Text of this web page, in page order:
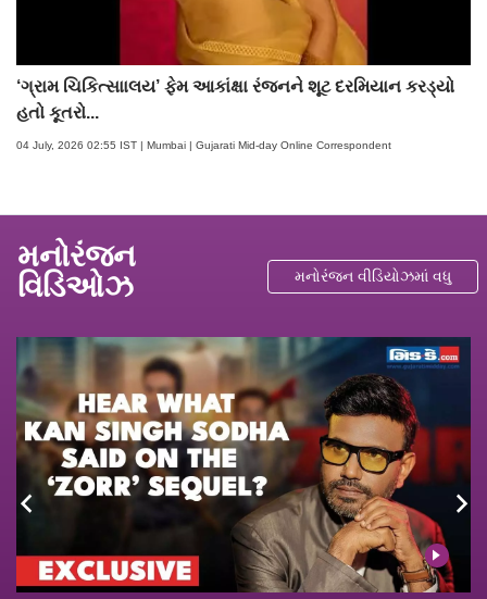
‘ગ્રામ ચિકિત્સાાલય’ ફેમ આકાંક્ષા રંજનને શૂટ દરમિયાન કરડ્યો
હતો કૂતરો...
04 July, 2026 02:55 IST | Mumbai | Gujarati Mid-day Online Correspondent
મનોરંજન
વિડિઓઝ
મનોરંંજન વીડિયોઝમાં વધુ